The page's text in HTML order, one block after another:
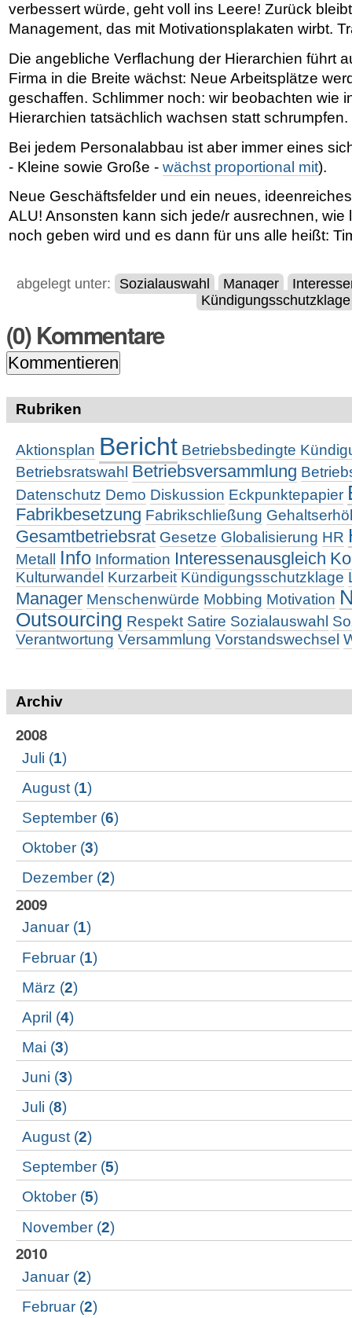
verbessert würde, geht voll ins Leere! Zurück
Management, das mit Motivationsplakaten wirbt.
Die angebliche Verflachung der Hierarchien führt
Firma in die Breite wächst: Neue Arbeitsplätze
geschaffen. Schlimmer noch: wir beobachten wie
Hierarchien tatsächlich wachsen statt schrumpfen.
Bei jedem Personalabbau ist aber immer eines
- Kleine sowie Große - wächst proportional mit).
Neue Geschäftsfelder und ein neues,
ALU! Ansonsten kann sich jede/r ausrechnen, wie
noch geben wird und es dann für uns alle heißt:
abgelegt unter: Sozialauswahl Manager
Kündigungsschutzklage
(0) Kommentare
Rubriken
Aktionsplan Bericht Betriebsbedingte
Betriebsratswahl Betriebsversammlung
Datenschutz Demo Diskussion Eckpunktepapier
Fabrikbesetzung Fabrikschließung
Gesamtbetriebsrat Gesetze Globalisierung HR
Metall Info Information Interessenausgleich
Kulturwandel Kurzarbeit Kündigungsschutzklage
Manager Menschenwürde Mobbing Motivation
Outsourcing Respekt Satire Sozialauswahl
Verantwortung Versammlung Vorstandswechsel
Archiv
2008
Juli (1)
August(1)
September(6)
Oktober(3)
Dezember(2)
2009
Januar(1)
Februar(1)
März (2)
April (4)
Mai (3)
Juni (3)
Juli (8)
August(2)
September(5)
Oktober(5)
November(2)
2010
Januar(2)
Februar(2)